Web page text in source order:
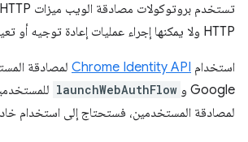
HTTP ولا يمكنها إجراء عمليات إعادة توجيه أو تعيين ملفات تعريف الارتباط.
استخدام Chrome Identity API لمصادقة
Google و
launchWebAuthFlow
لمصادقة المستخدمين، فستحتاج إلى استخدام